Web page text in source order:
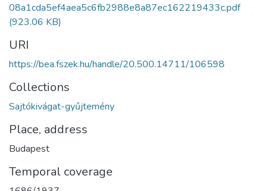
08a1cda5ef4aea5c6fb2988e8a87ec162219433c.pdf
(923.06 KB)
URI
https://bea.fszek.hu/handle/20.500.14711/106598
Collections
Sajtókivágat-gyűjtemény
Place, address
Budapest
Temporal coverage